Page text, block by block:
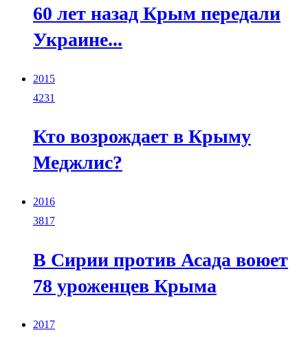
60 лет назад Крым передали
Украине...
2015
4231
Кто возрождает в Крыму
Меджлис?
2016
3817
В Сирии против Асада воюет
78 уроженцев Крыма
2017